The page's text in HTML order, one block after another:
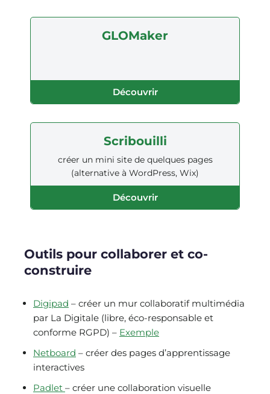
GLOMaker
Découvrir
Scribouilli
créer un mini site de quelques pages
(alternative à WordPress, Wix)
Découvrir
Outils pour collaborer et co-
construire
Digipad – créer un mur collaboratif multimédia
par La Digitale (libre, éco-responsable et
conforme RGPD) – Exemple
Netboard – créer des pages d’apprentissage
interactives
Padlet – créer une collaboration visuelle